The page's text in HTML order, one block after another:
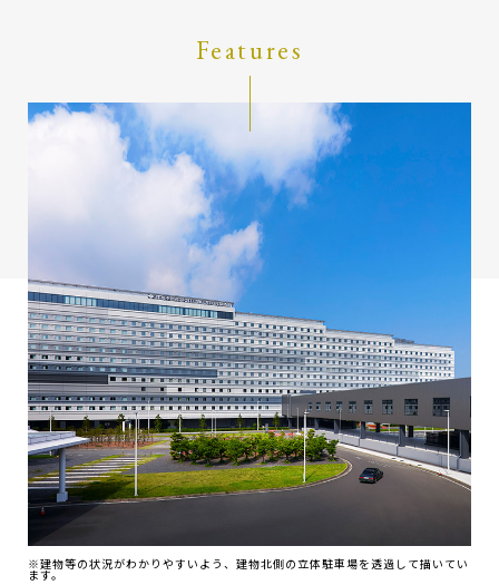
Features
※建物等の状況がわかりやすいよう、建物北側の立体駐車場を透過して描いてい
ます。